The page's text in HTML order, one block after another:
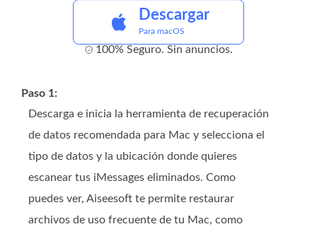
Descargar
Para macOS
100% Seguro. Sin anuncios.
Paso 1:
Descarga e inicia la herramienta de recuperación
de datos recomendada para Mac y selecciona el
tipo de datos y la ubicación donde quieres
escanear tus iMessages eliminados. Como
puedes ver, Aiseesoft te permite restaurar
archivos de uso frecuente de tu Mac, como